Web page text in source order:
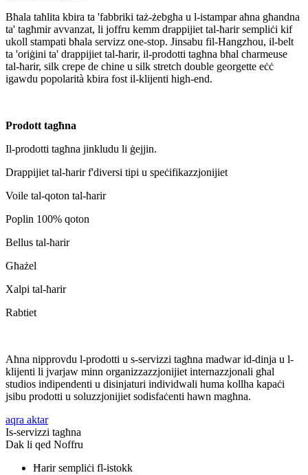
Bħala taħlita kbira ta 'fabbriki taż-żebgħa u l-istampar aħna għandna
ta' tagħmir avvanzat, li joffru kemm drappijiet tal-ħarir sempliċi kif
ukoll stampati bħala servizz one-stop. Jinsabu fil-Hangzhou, il-belt
ta 'oriġini ta' drappijiet tal-ħarir, il-prodotti tagħna bħal charmeuse
tal-ħarir, silk crepe de chine u silk stretch double georgette eċċ
igawdu popolarità kbira fost il-klijenti high-end.
Prodott tagħna
Il-prodotti tagħna jinkludu li ġejjin.
Drappijiet tal-ħarir f'diversi tipi u speċifikazzjonijiet
Voile tal-qoton tal-ħarir
Poplin 100% qoton
Bellus tal-ħarir
Għażel
Xalpi tal-ħarir
Rabtiet
Aħna nipprovdu l-prodotti u s-servizzi tagħna madwar id-dinja u l-
klijenti li jvarjaw minn organizzazzjonijiet internazzjonali għal
studios indipendenti u disinjaturi individwali huma kollha kapaċi
jsibu prodotti u soluzzjonijiet sodisfaċenti hawn magħna.
aqra aktar
Is-servizzi tagħna
Dak li qed Noffru
Ħarir sempliċi fl-istokk